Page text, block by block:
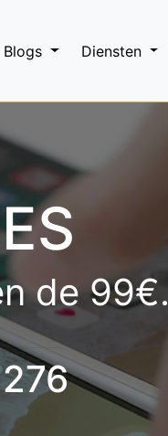
Blogs Diensten
de 99€.